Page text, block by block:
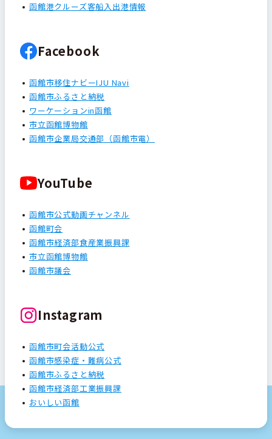
函館港クルーズ客船入出港情報
Facebook
函館市移住ナビーIJU Navi
函館市ふるさと納税
ワーケーションin函館
市立函館博物館
函館市企業局交通部（函館市電）
YouTube
函館市公式動画チャンネル
函館町会
函館市経済部食産業振興課
市立函館博物館
函館市議会
Instagram
函館市町会活動公式
函館市感染症・難病公式
函館市ふるさと納税
函館市経済部工業振興課
おいしい函館